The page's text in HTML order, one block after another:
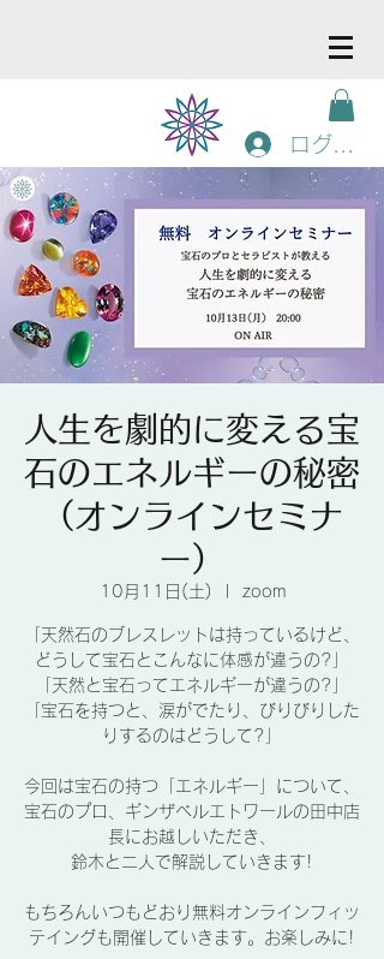
ログイン
人生を劇的に変える宝
石のエネルギーの秘密
（オンラインセミナ
ー）
10月11日(土) zoom
「天然石のブレスレットは持っているけど、
どうして宝石とこんなに体感が違うの?」
「天然と宝石ってエネルギーが違うの?」
「宝石を持つと、涙がでたり、びりびりした
りするのはどうして?」
今回は宝石の持つ「エネルギー」について、
宝石のプロ、ギンザベルエトワールの田中店
長にお越しいただき、
鈴木と二人で解説していきます!
もちろんいつもどおり無料オンラインフィッ
テイングも開催していきます。お楽しみに!